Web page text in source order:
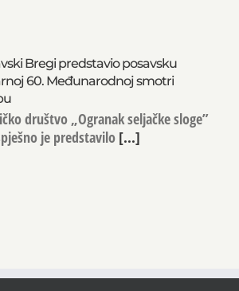
Bregi predstavio posavsku
60. Međunarodnoj smotri
društvo „Ogranak seljačke sloge”
je predstavilo [...]